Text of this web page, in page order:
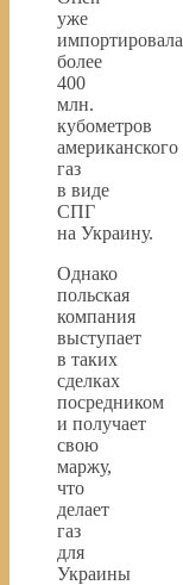
уже
импортировала
более
400
млн.
кубометров
американского
газ
в виде
СПГ
на Украину.
Однако
польская
компания
выступает
в таких
сделках
посредником
и получает
свою
маржу,
что
делает
газ
для
Украины